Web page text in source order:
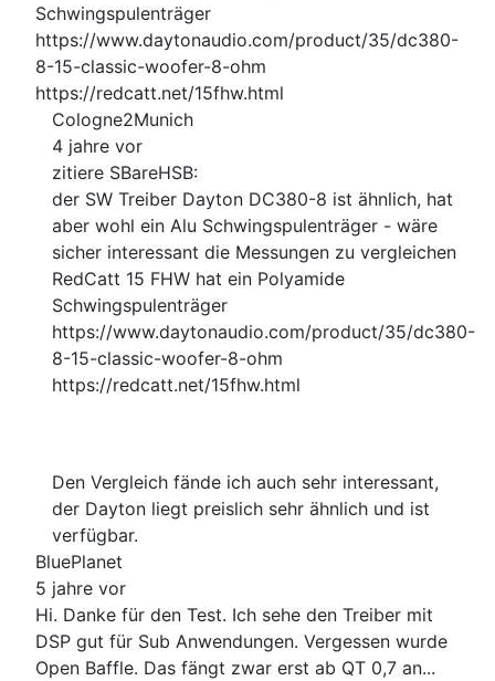
Schwingspulenträger
https://www.daytonaudio.com/product/35/dc380-
8-15-classic-woofer-8-ohm
https://redcatt.net/15fhw.html
Cologne2Munich
4 jahre vor
zitiere SBareHSB:
der SW Treiber Dayton DC380-8 ist ähnlich, hat
aber wohl ein Alu Schwingspulenträger - wäre
sicher interessant die Messungen zu vergleichen
RedCatt 15 FHW hat ein Polyamide
Schwingspulenträger
https://www.daytonaudio.com/product/35/dc380-
8-15-classic-woofer-8-ohm
https://redcatt.net/15fhw.html
Den Vergleich fände ich auch sehr interessant,
der Dayton liegt preislich sehr ähnlich und ist
verfügbar.
BluePlanet
5 jahre vor
Hi. Danke für den Test. Ich sehe den Treiber mit
DSP gut für Sub Anwendungen. Vergessen wurde
Open Baffle. Das fängt zwar erst ab QT 0,7 an...